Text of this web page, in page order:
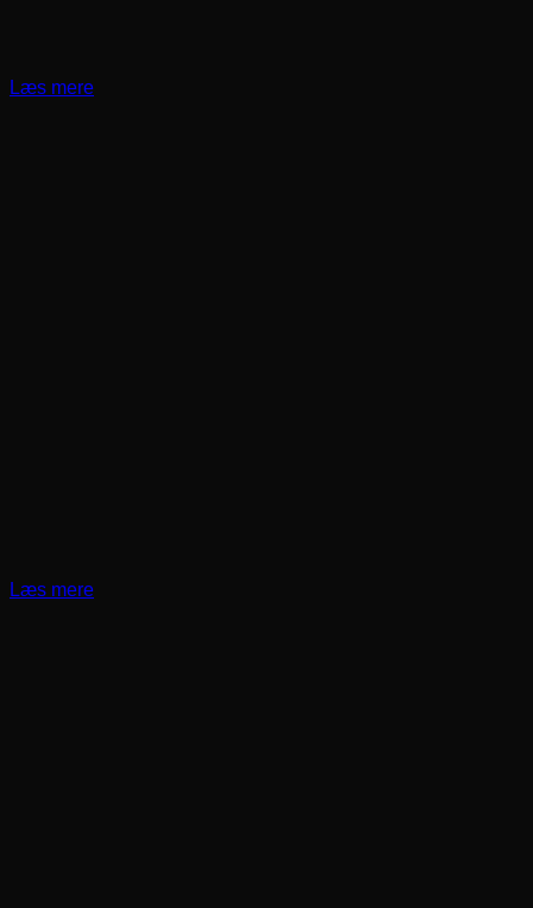
Læs mere
Læs mere